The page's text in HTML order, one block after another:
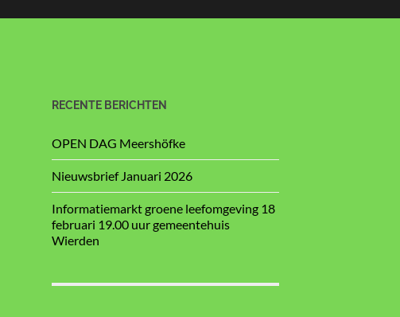
RECENTE BERICHTEN
OPEN DAG Meershöfke
Nieuwsbrief Januari 2026
Informatiemarkt groene leefomgeving 18
februari 19.00 uur gemeentehuis
Wierden